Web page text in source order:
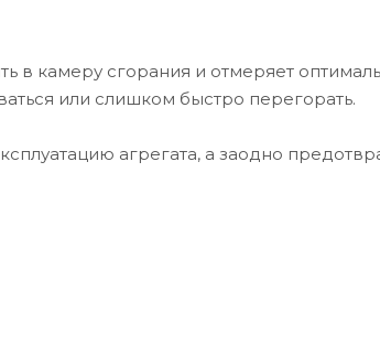
в камеру сгорания и отмеряет
или слишком быстро перегорать.
агрегата, а заодно